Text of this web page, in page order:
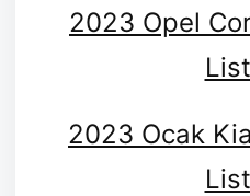
2023 Opel
2023 Ocak